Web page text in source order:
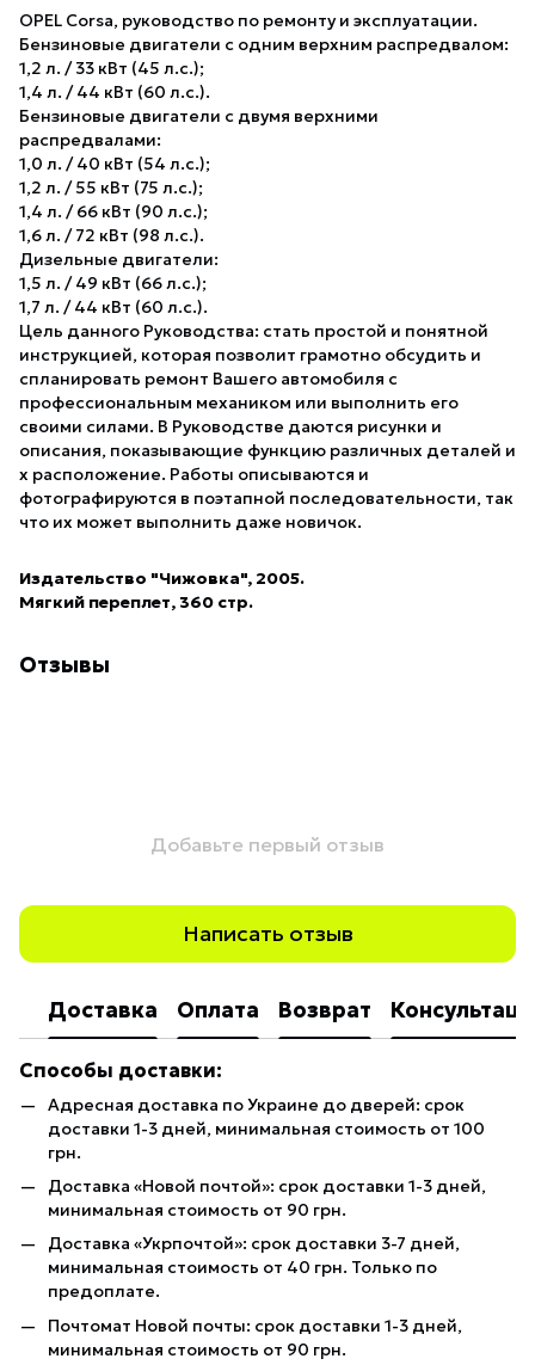
OPEL Corsa, руководство по ремонту и эксплуатации.
Бензиновые двигатели с одним верхним распредвалом:
1,2 л. / 33 кВт (45 л.с.);
1,4 л. / 44 кВт (60 л.с.).
Бензиновые двигатели с двумя верхними
распредвалами:
1,0 л. / 40 кВт (54 л.с.);
1,2 л. / 55 кВт (75 л.с.);
1,4 л. / 66 кВт (90 л.с.);
1,6 л. / 72 кВт (98 л.с.).
Дизельные двигатели:
1,5 л. / 49 кВт (66 л.с.);
1,7 л. / 44 кВт (60 л.с.).
Цель данного Руководства: стать простой и понятной
инструкцией, которая позволит грамотно обсудить и
спланировать ремонт Вашего автомобиля с
профессиональным механиком или выполнить его
своими силами. В Руководстве даются рисунки и
описания, показывающие функцию различных деталей и
х расположение. Работы описываются и
фотографируются в поэтапной последовательности, так
что их может выполнить даже новичок.
Издательство "Чижовка", 2005.
Мягкий переплет, 360 стр.
Отзывы
Добавьте первый отзыв
Написать отзыв
Доставка Оплата Возврат
Способы доставки:
Адресная доставка по Украине до дверей: срок
доставки 1-3 дней, минимальная стоимость от 100
грн.
Доставка «Новой почтой»: срок доставки 1-3 дней,
минимальная стоимость от 90 грн.
Доставка «Укрпочтой»: срок доставки 3-7 дней,
минимальная стоимость от 40 грн. Только по
предоплате.
Почтомат Новой почты: срок доставки 1-3 дней,
минимальная стоимость от 90 грн.